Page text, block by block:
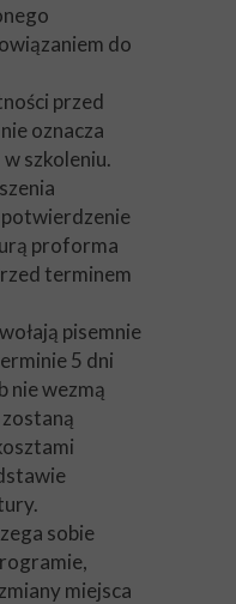
do
przed
oznacza
szkoleniu.
proforma
terminem
pisemnie
5 dni
nie wezmą
zostaną
sobie
miejsca